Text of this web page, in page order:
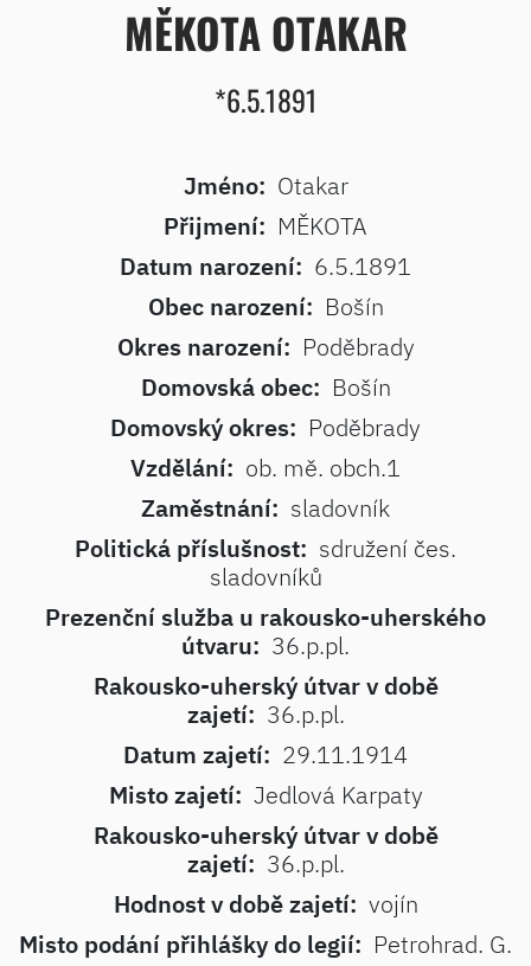
MĚKOTA OTAKAR
*6.5.1891
Jméno: Otakar
Přijmení: MĚKOTA
Datum narození: 6.5.1891
Obec narození: Bošín
Okres narození: Poděbrady
Domovská obec: Bošín
Domovský okres: Poděbrady
Vzdělání: ob. mě. obch.1
Zaměstnání: sladovník
Politická příslušnost: sdružení čes.
sladovníků
Prezenční služba u rakousko-uherského
útvaru: 36.p.pl.
Rakousko-uherský útvar v době
zajetí: 36.p.pl.
Datum zajetí: 29.11.1914
Misto zajetí: Jedlová Karpaty
Rakousko-uherský útvar v době
zajetí: 36.p.pl.
Hodnost v době zajetí: vojín
Misto podání přihlášky do legií: Petrohrad. G.